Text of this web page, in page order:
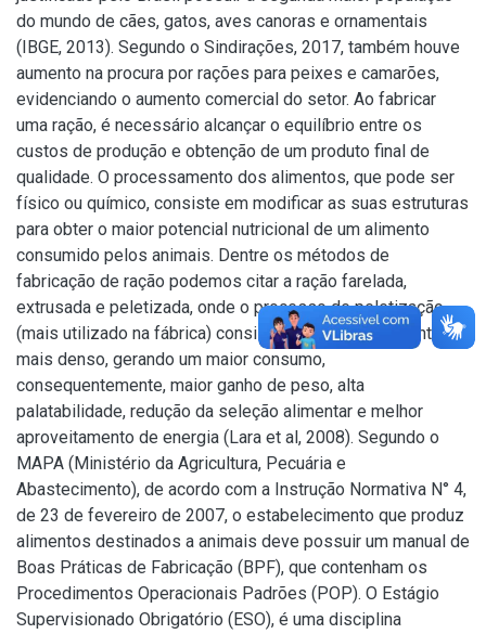
do mundo de cães, gatos, aves canoras e ornamentais
(IBGE, 2013). Segundo o Sindirações, 2017, também houve
aumento na procura por rações para peixes e camarões,
evidenciando o aumento comercial do setor. Ao fabricar
uma ração, é necessário alcançar o equilíbrio entre os
custos de produção e obtenção de um produto final de
qualidade. O processamento dos alimentos, que pode ser
físico ou químico, consiste em modificar as suas estruturas
para obter o maior potencial nutricional de um alimento
consumido pelos animais. Dentre os métodos de
fabricação de ração podemos citar a ração farelada,
extrusada e peletizada, onde o processo de peletização
(mais utilizado na fábrica) consiste em tornar o alimento
mais denso, gerando um maior consumo,
consequentemente, maior ganho de peso, alta
palatabilidade, redução da seleção alimentar e melhor
aproveitamento de energia (Lara et al, 2008). Segundo o
MAPA (Ministério da Agricultura, Pecuária e
Abastecimento), de acordo com a Instrução Normativa N° 4,
de 23 de fevereiro de 2007, o estabelecimento que produz
alimentos destinados a animais deve possuir um manual de
Boas Práticas de Fabricação (BPF), que contenham os
Procedimentos Operacionais Padrões (POP). O Estágio
Supervisionado Obrigatório (ESO), é uma disciplina